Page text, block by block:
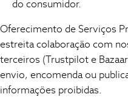
First Walkers
School Shoes
Half Sizes
Wellies
Wide Fit
New in
do consumidor.
Oferecimento de Serviços
estreita colaboração com
terceiros (Trustpilot e
envio, encomenda ou
informações proibidas.